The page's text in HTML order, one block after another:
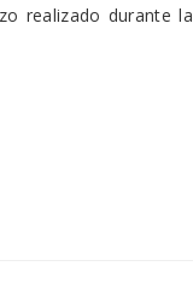
realizado durante la